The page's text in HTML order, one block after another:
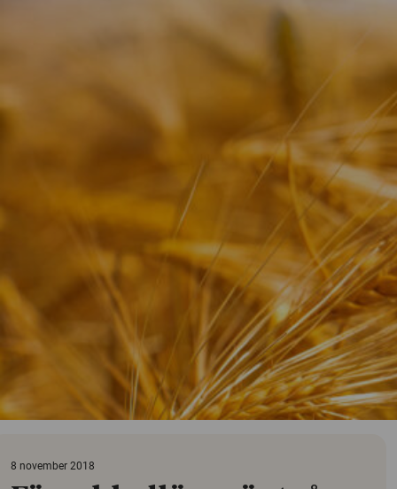
8 november 2018